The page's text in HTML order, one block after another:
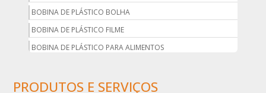
BOBINA DE PLÁSTICO BOLHA
BOBINA DE PLÁSTICO FILME
BOBINA DE PLÁSTICO PARA ALIMENTOS
BOBINA DE PLÁSTICO PRETO
PRODUTOS E SERVIÇOS